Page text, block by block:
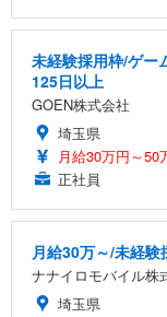
未経験採用枠/ゲー
125日以上
GOEN株式会社
埼玉県
月給30万円～50
正社員
月給30万～/未経
ナナイロモバイル株
埼玉県